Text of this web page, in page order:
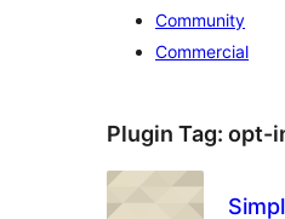
Community
Commercial
Plugin Tag: opt-